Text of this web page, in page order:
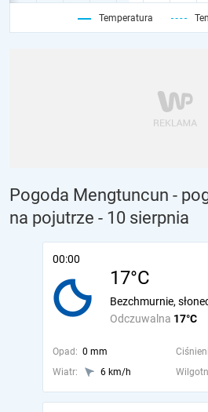
Temperatura
Pogoda Mengtuncun -
na pojutrze - 10 sierpnia
00:00
17°C
Odczuwalna 17°C
Bezchmurnie,
Opad: 0 mm
Wiatr:
6 km/h